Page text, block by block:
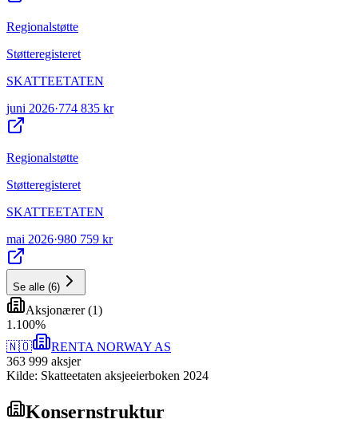
Regionalstøtte
Støtteregisteret
SKATTEETATEN
juni 2026·774 835 kr
Regionalstøtte
Støtteregisteret
SKATTEETATEN
mai 2026·980 759 kr
Se alle (6)
Aksjonærer(1)
1 .100%
🇳🇴
RENTA NORWAY AS
363 999 aksjer
Kilde: Skatteetaten aksjeeierboken 2024
Konsernstruktur